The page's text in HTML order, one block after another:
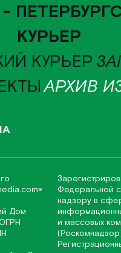
КУРЬЕР
КУРЬЕР
АРХИВ
Дом
Федеральной
надзору в
и массовых